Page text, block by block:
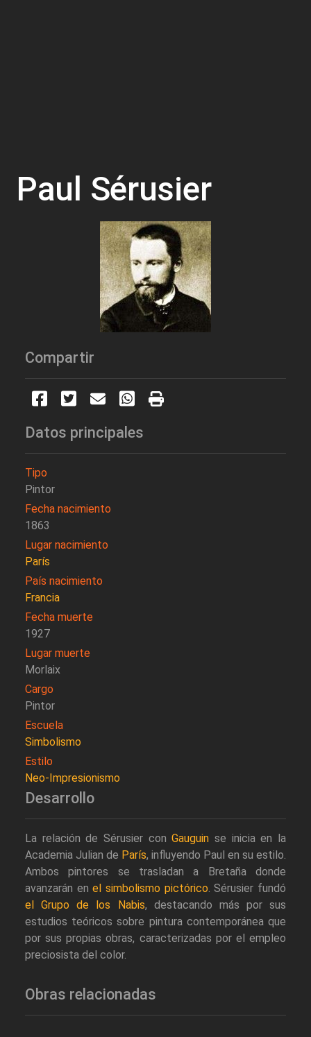
Paul Sérusier
Compartir
Datos principales
Tipo
Pintor
Fecha nacimiento
1863
Lugar nacimiento
París
País nacimiento
Francia
Fecha muerte
1927
Lugar muerte
Morlaix
Cargo
Pintor
Escuela
Simbolismo
Estilo
Neo-Impresionismo
Desarrollo
La relación de Sérusier conGauguin se inicia en la
Academia Julian de París, influyendo Paul en su estilo.
Ambos pintores se trasladan a Bretaña donde
avanzarán enel simbolismo pictórico. Sérusier fundó
el Grupo de los Nabis, destacando más por sus
estudios teóricos sobre pintura contemporánea que
por sus propias obras, caracterizadas por el empleo
preciosista del color.
Obras relacionadas